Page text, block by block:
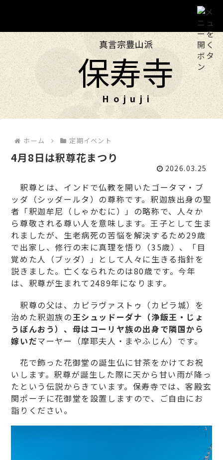
真言宗豊山派
保寿寺
ホーム
保寿寺について
投稿
年中行事
交通のご案内
お問い合わせ
個人情報保護方針
ホーム 定期イベント
4月8日は釈尊花まつり
2026.03.25
釈尊とは、インドで仏教を開いたゴータマ・ブ
ッダ（シッダールタ）の尊称です。釈迦族出身の聖
者「釈迦牟尼（しゃかむに）」の略称で、人々か
ら尊敬される尊い人を意味します。王子として生ま
れましたが、生老病死の苦悩を解決するため29歳
で出家し、修行の末に真理を悟り（35歳）、「目
覚めた人（ブッダ）」として人々に生きる指針を
説きました。亡くなられたのは80歳です。今年
は、釈尊が生まれて2489年になります。
釈尊の父は、カピラヴァストゥ（カピラ城）を
治めた釈迦族の王シュッ ドーダナ （浄飯王・じょ
うぼんおう） 、母はコーリヤ族の出身で隣国から
嫁いだマーヤー（摩耶夫人・まやふじん）です。
花で飾った花御堂の誕生仏に甘茶をかけてお祝
いします。釈尊が誕生した際に天から甘い雨が降っ
たという伝説からきています。保寿寺では、客殿玄
関ポーチに花御堂を設置しますので、ご自由にお
詣りください。